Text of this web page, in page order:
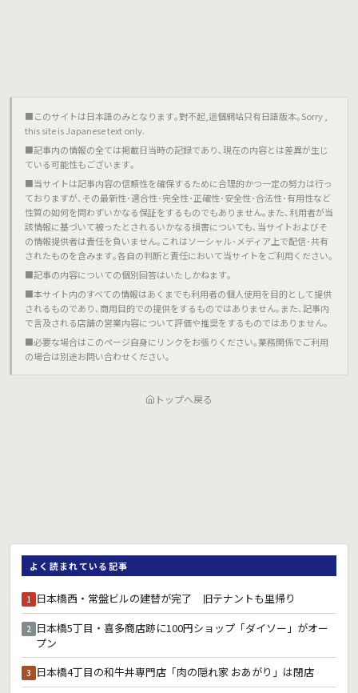
■このサイトは日本語のみとなります｡對不起,這個網站只有日語版本｡Sorry ,
this site is Japanese text only.
■記事内の情報の全ては掲載日当時の記録であり､現在の内容とは差異が生じ
ている可能性もございます｡
■当サイトは記事内容の信頼性を確保するために合理的かつ一定の努力は行っ
ておりますが､その最新性･適合性･完全性･正確性･安全性･合法性･有用性など
性質の如何を問わずいかなる保証をするものでもありません｡また､利用者が当
該情報に基づいて被ったとされるいかなる損害についても､当サイトおよびそ
の情報提供者は責任を負いません｡これはソーシャル･メディア上で配信･共有
されたものを含みます｡各自の判断と責任において当サイトをご利用ください｡
■記事の内容についての個別回答はいたしかねます｡
■本サイト内のすべての情報はあくまでも利用者の個人使用を目的として提供
されるものであり､商用目的での提供をするものではありません｡また､記事内
で言及される店舗の営業内容について評価や推奨をするものではありません｡
■必要な場合はこのページ自身にリンクをお張りください｡業務関係でご利用
の場合は別途お問い合わせください｡
トップへ戻る
よく読まれている記事
1 日本橋西・常盤ビルの建替が完了 旧テナントも里帰り
2 日本橋5丁目・喜多商店跡に100円ショップ「ダイソー」がオー
プン
3 日本橋4丁目の和牛丼専門店「肉の隠れ家 おあがり」は閉店